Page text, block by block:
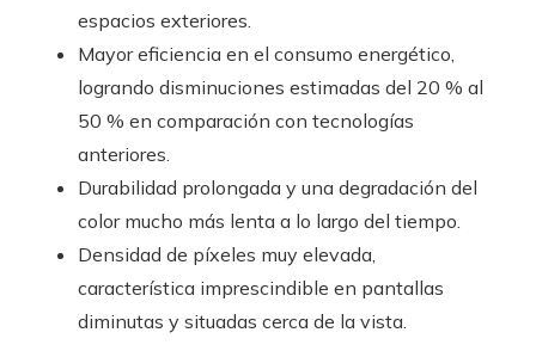
espacios exteriores.
Mayor eficiencia en el consumo energético,
logrando disminuciones estimadas del 20 % al
50 % en comparación con tecnologías
anteriores.
Durabilidad prolongada y una degradación del
color mucho más lenta a lo largo del tiempo.
Densidad de píxeles muy elevada,
característica imprescindible en pantallas
diminutas y situadas cerca de la vista.